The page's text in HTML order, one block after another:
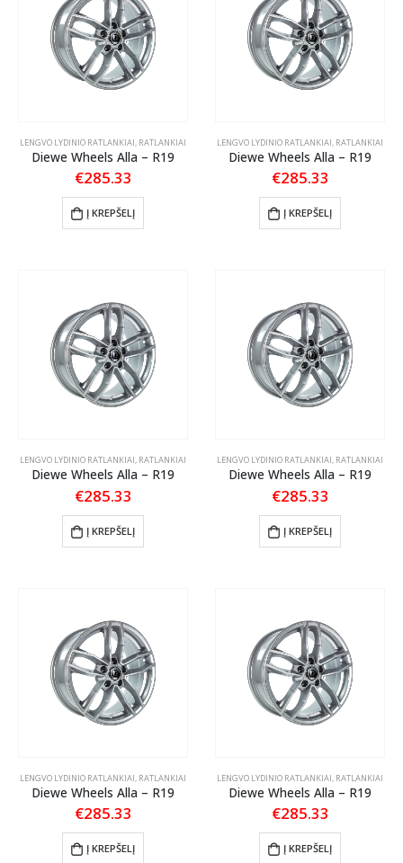
LENGVO LYDINIO RATLANKIAI, RATLANKIAI
Diewe Wheels Alla – R19
€285.33
Į KREPŠELĮ
LENGVO LYDINIO RATLANKIAI, RATLANKIAI
Diewe Wheels Alla – R19
€285.33
Į KREPŠELĮ
LENGVO LYDINIO RATLANKIAI, RATLANKIAI
Diewe Wheels Alla – R19
€285.33
Į KREPŠELĮ
LENGVO LYDINIO RATLANKIAI, RATLANKIAI
Diewe Wheels Alla – R19
€285.33
Į KREPŠELĮ
LENGVO LYDINIO RATLANKIAI RATLANKIAI
Diewe Wheels Alla – R19
€285.33
Į KREPŠELĮ
LENGVO LYDINIO RATLANKIAI RATLANKIAI
Diewe Wheels Alla – R19
€285.33
Į KREPŠELĮ